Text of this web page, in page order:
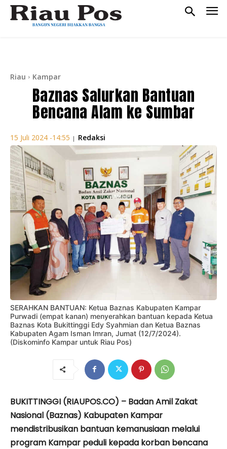
Riau Kampar
Baznas Salurkan Bantuan
Bencana Alam ke Sumbar
15 Juli 2024 -14:55 | Redaksi
SERAHKAN BANTUAN: Ketua Baznas Kabupaten Kampar
Purwadi (empat kanan) menyerahkan bantuan kepada Ketua
Baznas Kota Bukittinggi Edy Syahmian dan Ketua Baznas
Kabupaten Agam Isman Imran, Jumat (12/7/2024).
(Diskominfo Kampar untuk Riau Pos)
BUKITTINGGI (RIAUPOS.CO) – Badan Amil Zakat
Nasional (Baznas) Kabupaten Kampar
mendistribusikan bantuan kemanusiaan melalui
program Kampar peduli kepada korban bencana